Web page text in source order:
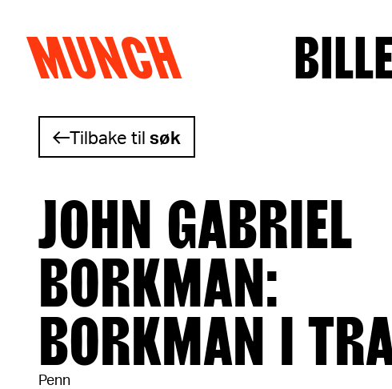
Hopp til innhold
MUNCH
Tilbake tilsøk
JOHN GABRIEL
BORKMAN:
BORKMAN I
Penn